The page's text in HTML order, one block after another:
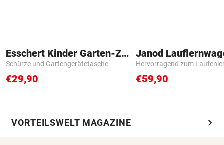
Esschert Kinder Garten-Zubehör
Schürze und Gartengerätetasche
€29,90
Janod
Hervorragend zum
€59,90
VORTEILSWELT MAGAZINE chevron_right